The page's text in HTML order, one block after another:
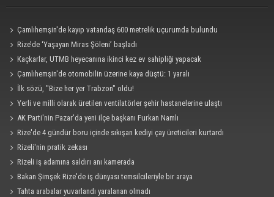
Çamlıhemşin'de kayıp vatandaş 600 metrelik uçurumda bulundu
Rize’de ‘Yaşayan Miras Şöleni’ başladı
Kaçkarlar, UTMB heyecanına ikinci kez ev sahipliği yapacak
Çamlıhemşin'de otomobilin üzerine kaya düştü: 1 yaralı
İlk sözü, "Bize her yer Trabzon" oldu!
Yerli ve milli olarak üretilen ventilatörler şehir hastanelerine ulaştı
AK Parti'nin Pazar'da yeni ilçe başkanı Furkan Namlı
Rize'de 4 gündür boru içinde sıkışan kediyi çay üreticileri kurtardı
Rizeli'nin pratik zekası
Rizeli iş adamına saldırı anı kamerada
Bakan Şimşek Rize'de iş dünyası temsilcileriyle bir araya
Tahta arabalar yuvarlandı yaralanan olmadı